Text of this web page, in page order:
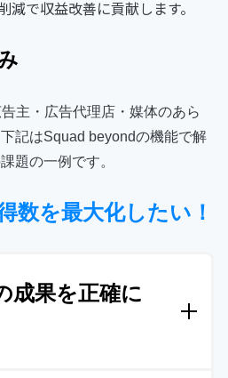
減で収益改善に貢献します。
主・広告代理店・媒体のあら
下記はSquad beyondの機能で解
題の一例です。
数を最大化したい！
成果を正確に